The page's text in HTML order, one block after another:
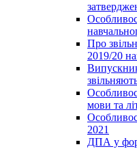
Про
2019/20
мови та
2021
ДПА у